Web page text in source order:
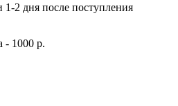
1-2 дня после поступления
- 1000 р.